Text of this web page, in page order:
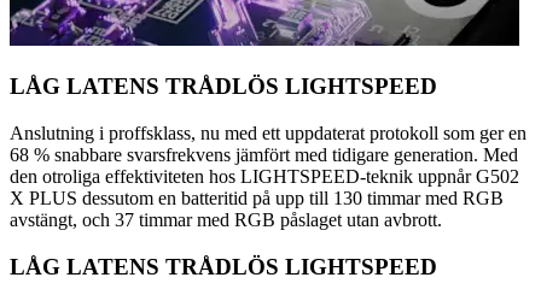
LÅG LATENS TRÅDLÖS LIGHTSPEED
Anslutning i proffsklass, nu med ett uppdaterat protokoll som ger en
68 % snabbare svarsfrekvens jämfört med tidigare generation. Med
den otroliga effektiviteten hos LIGHTSPEED-teknik uppnår G502
X PLUS dessutom en batteritid på upp till 130 timmar med RGB
avstängt, och 37 timmar med RGB påslaget utan avbrott.
LÅG LATENS TRÅDLÖS LIGHTSPEED